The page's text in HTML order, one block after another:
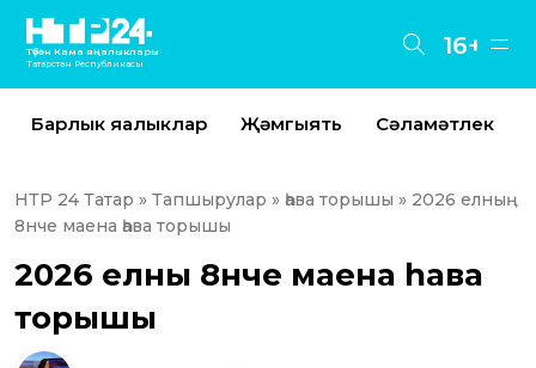
Түбән Кама яңалыклары
Татарстан Республикасы
16+
Барлык яңалыклар Җәмгыять Сәламәтлек
НТР 24 Татар » Тапшырулар » һава торышы » 2026 елның
8нче маена һава торышы
2026 елның 8нче маена һава
торышы